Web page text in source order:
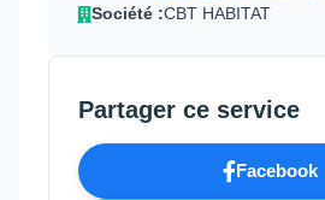
Société :CBT HABITAT
Partager ce service
Facebook